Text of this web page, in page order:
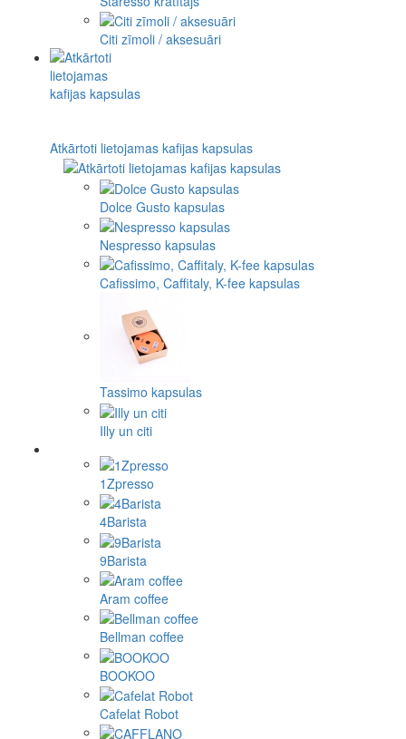
Citi zīmoli / aksesuāri
Atkārtoti lietojamas kafijas kapsulas
Dolce Gusto kapsulas
Nespresso kapsulas
Cafissimo, Caffitaly, K-fee kapsulas
Tassimo kapsulas
Illy un citi
1Zpresso
4Barista
9Barista
Aram coffee
Bellman coffee
BOOKOO
Cafelat Robot